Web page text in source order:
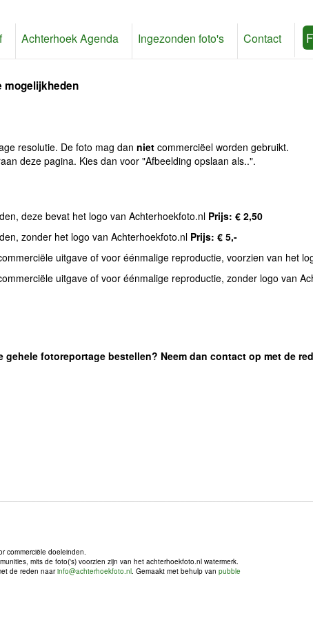
Achterhoek Agenda Ingezonden foto's Contact
mogelijkheden
resolutie. De foto mag dan niet commerciëel worden gebruikt.
deze pagina. Kies dan voor "Afbeelding opslaan als..".
deze bevat het logo van Achterhoekfoto.nl Prijs: € 2,50
zonder het logo van Achterhoekfoto.nl Prijs: € 5,-
uitgave of voor éénmalige reproductie, voorzien van het
uitgave of voor éénmalige reproductie, zonder logo van
fotoreportage bestellen? Neem dan contact op met de
commerciële doeleinden.
mits de foto('s) voorzien zijn van het achterhoekfoto.nl watermerk.
de reden naarinfo@achterhoekfoto.nl. Gemaakt met behulp van pubble